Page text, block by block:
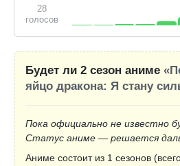
28
голосов
Будет ли 2 сезон аниме
яйцо дракона: Я стану
Пока официально не известно
Статус аниме — решается
Аниме состоит из 1 сезонов